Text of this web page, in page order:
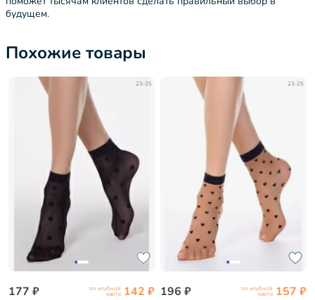
будущем.
Похожие товары
23-25
177 ₽ по клубной
карте 142 ₽
23-25
196 ₽ по клубной
карте 157 ₽